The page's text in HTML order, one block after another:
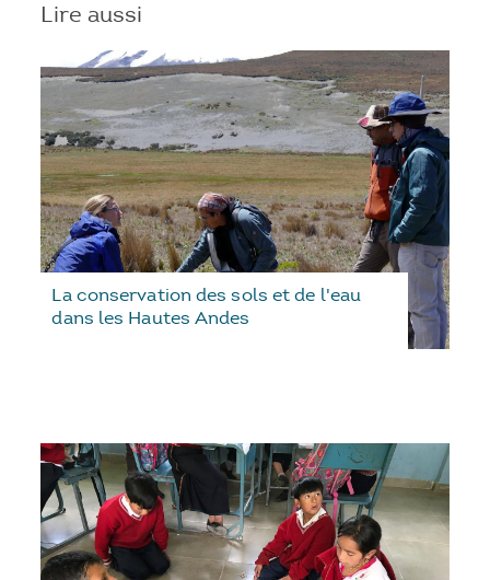
Lire aussi
La conservation des sols et de l'eau
dans les Hautes Andes